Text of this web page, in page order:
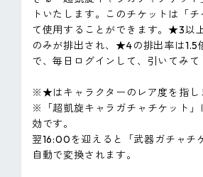
トいたします。このチケットは「
て使用することができます。★3以
のみが排出され、★4の排出率は1.5
で、毎日ログインして、引いてみて
※★はキャラクターのレア度を指し
※「超凱旋キャラガチャチケット」
効です。
翌16:00を迎えると「武器ガチャチ
自動で変換されます。